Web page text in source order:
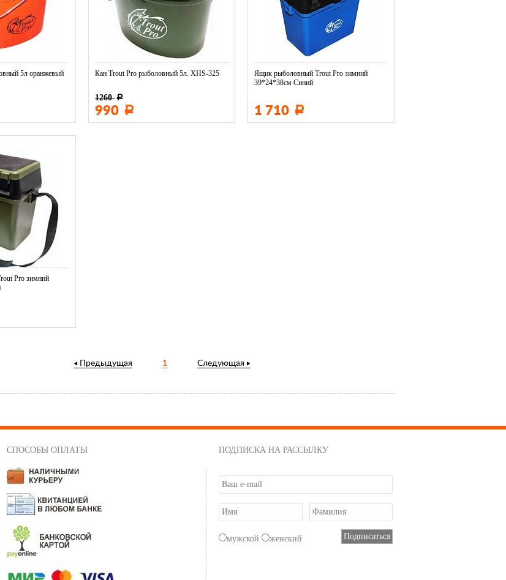
5л оранжевый Кан Trout Pro рыболовный 5л. XHS-325
1260 Р
990 Р
Ящик рыболовный Trout Pro зимний
39*24*38см Синий
1 710 Р
Pro зимний
Предыдущая 1 Следующая
СПОСОБЫ ОПЛАТЫ ПОДПИСКА НА РАССЫЛКУ
мужской женский